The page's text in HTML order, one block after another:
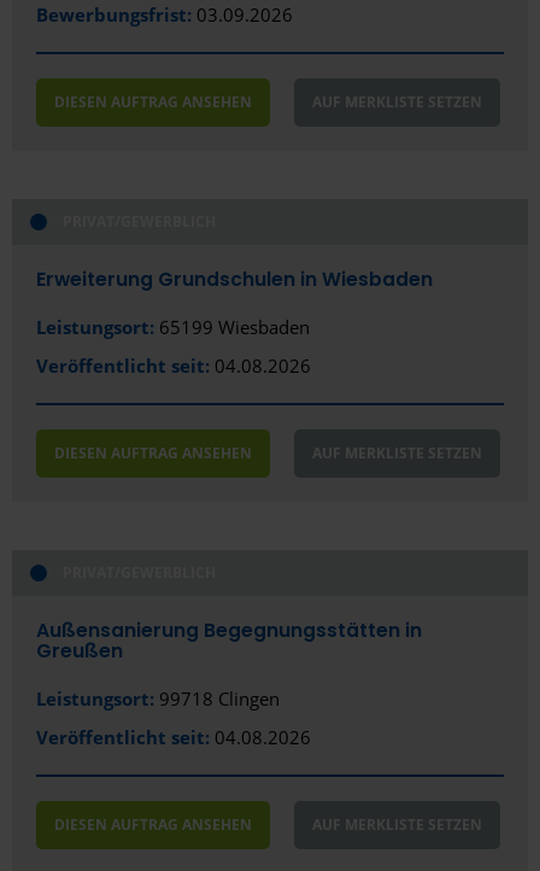
Aue
Augsburg
Bad Aibling
Baden-Baden
Bamberg
Bergisch Gladbach
Bernau bei Berlin
Biberach an der Riß
Bocholt
Bewerbungsfrist: 03.09.2026
DIESEN AUFTRAG ANSEHEN AUF MERKLISTE SETZEN
Erweiterung Grundschulen in Wiesbaden
Leistungsort: 65199 Wiesbaden
Veröffentlicht seit: 04.08.2026
DIESEN AUFTRAG ANSEHEN AUF MERKLISTE SETZEN
Außensanierung Begegnungsstätten in
Greußen
Leistungsort: 99718 Clingen
Veröffentlicht seit: 04.08.2026
DIESEN AUFTRAG ANSEHEN AUF MERKLISTE SETZEN